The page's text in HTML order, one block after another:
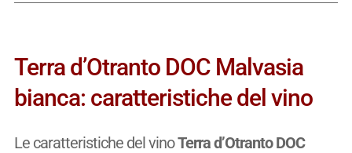
Terra d’Otranto DOC Malvasia
bianca: caratteristiche del vino
Le caratteristiche del vinoTerra d’Otranto DOC